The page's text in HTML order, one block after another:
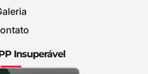
Insuperável